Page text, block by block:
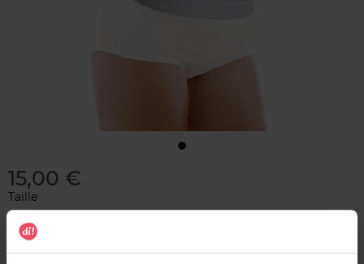
15,00 €
Taille
Aucune option disponible
Quantité